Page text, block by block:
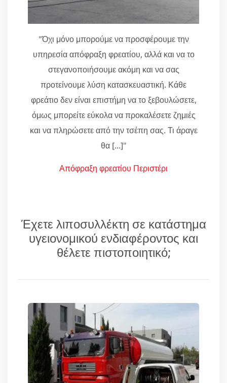
"Όχι μόνο μπορούμε να προσφέρουμε την
υπηρεσία απόφραξη φρεατίου, αλλά και να το
στεγανοποιήσουμε ακόμη και να σας
προτείνουμε λύση κατασκευαστική. Κάθε
φρεάτιο δεν είναι επιστήμη να το ξεβουλώσετε,
όμως μπορείτε εύκολα να προκαλέσετε ζημιές
και να πληρώσετε από την τσέπη σας. Τι άραγε
θα [...]"
Απόφραξη φρεατίου Περιστέρι
Έχετε λιποσυλλέκτη σε κατάστημα
υγειονομικού ενδιαφέροντος και
θέλετε πιστοποιητικό;